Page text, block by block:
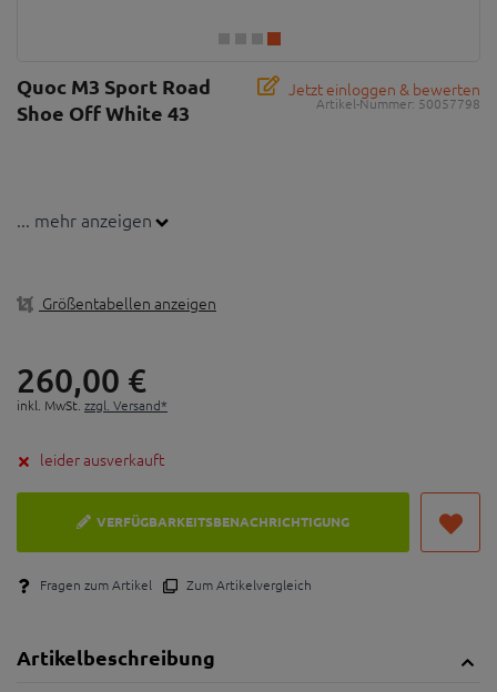
Jetzt einloggen & bewerten
Artikel-Nummer: 50057798
Quoc M3 Sport Road
Shoe Off White 43
... mehr anzeigen
Größentabellen anzeigen
260,00 €
inkl. MwSt. zzgl. Versand*
leider ausverkauft
VERFÜGBARKEITSBENACHRICHTIGUNG
Fragen zum Artikel Zum Artikelvergleich
Artikelbeschreibung